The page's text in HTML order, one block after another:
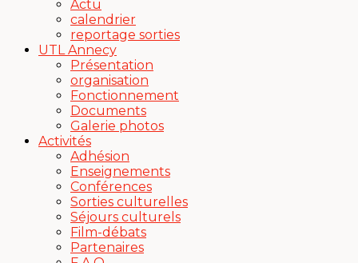
Actu
calendrier
reportage sorties
UTL Annecy
Présentation
organisation
Fonctionnement
Documents
Galerie photos
Activités
Adhésion
Enseignements
Conférences
Sorties culturelles
Séjours culturels
Film-débats
Partenaires